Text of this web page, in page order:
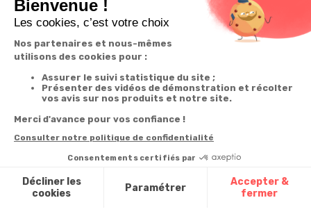
commande
Suivi de
commande
Livraison
Satisfait ou
remboursé, retour
promotionnels
Glossaire des
Informations
environnementales
Abonnement à la
newsletter
Désabonnement à
la newsletter
Contact
1ère visite
Commander à
Questions
fréquentes
Téléphone
: 0900-
50005
de 9h à 13h
: Confort et
Vie - BP